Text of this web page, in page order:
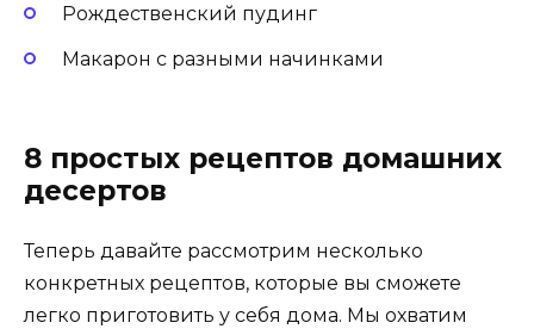
Рождественский пудинг
Макарон с разными начинками
8 простых рецептов домашних
десертов
Теперь давайте рассмотрим несколько
конкретных рецептов, которые вы сможете
легко приготовить у себя дома. Мы охватим